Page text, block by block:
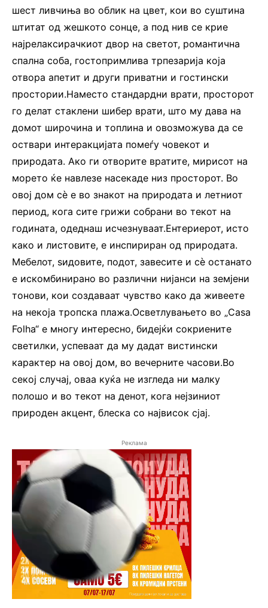
шест ливчиња во облик на цвет, кои во суштина
штитат од жешкото сонце, а под нив се крие
најрелаксирачкиот двор на светот, романтична
спална соба, гостопримлива трпезарија која
отвора апетит и други приватни и гостински
простории.Наместо стандардни врати, просторот
го делат стаклени шибер врати, што му дава на
домот широчина и топлина и овозможува да се
оствари интеракцијата помеѓу човекот и
природата. Ако ги отворите вратите, мирисот на
морето ќе навлезе насекаде низ просторот. Во
овој дом сè е во знакот на природата и летниот
период, кога сите грижи собрани во текот на
годината, одеднаш исчезнуваат.Ентериерот, исто
како и листовите, е инспириран од природата.
Мебелот, ѕидовите, подот, завесите и сè останато
е искомбинирано во различни нијанси на земјени
тонови, кои создаваат чувство како да живеете
на некоја тропска плажа.Осветлувањето во „Casa
Folha“ е многу интересно, бидејќи сокриените
светилки, успеваат да му дадат вистински
карактер на овој дом, во вечерните часови.Во
секој случај, оваа куќа не изгледа ни малку
полошо и во текот на денот, кога нејзиниот
природен акцент, блеска со највисок сјај.
Реклама